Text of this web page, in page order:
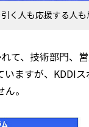
く人も応援する人も
て、技術部門、
ますが、KDDI
。